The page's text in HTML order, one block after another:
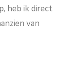
heb ik direct
van